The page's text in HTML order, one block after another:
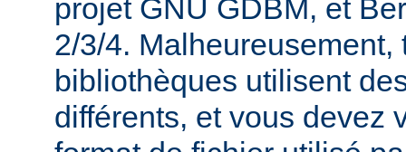
projet GNU GDBM, et
2/3/4. Malheureusement,
bibliothèques utilisent
différents, et vous devez